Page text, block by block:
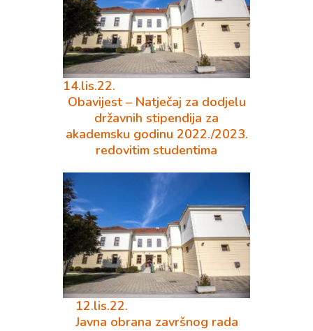
14.lis.22.
Obavijest – Natječaj za dodjelu
državnih stipendija za
akademsku godinu 2022./2023.
redovitim studentima
12.lis.22.
Javna obrana završnog rada